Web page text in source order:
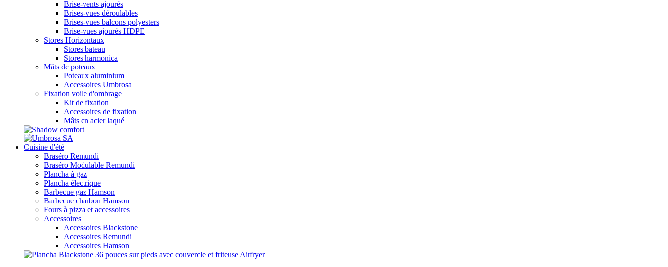
Brise-vents ajourés
Brises-vues déroulables
Brises-vues balcons polyesters
Brise-vues ajourés HDPE
Stores Horizontaux
Stores bateau
Stores harmonica
Mâts de poteaux
Poteaux aluminium
Accessoires Umbrosa
Fixation voile d'ombrage
Kit de fixation
Accessoires de fixation
Mâts en acier laqué
Cuisine d'été
Braséro Remundi
Braséro Modulable Remundi
Plancha à gaz
Plancha électrique
Barbecue gaz Hamson
Barbecue charbon Hamson
Fours à pizza et accessoires
Accessoires
Accessoires Blackstone
Accessoires Remundi
Accessoires Hamson